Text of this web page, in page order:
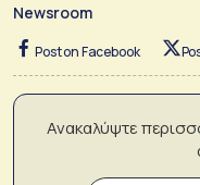
Newsroom
Post on Facebook
Ανακαλύψτε